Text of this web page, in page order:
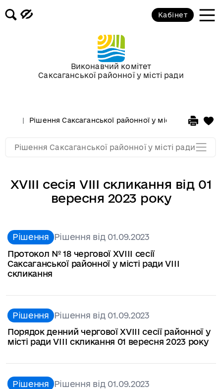
Виконавчий комітет
Саксаганської районної у місті ради
Кабінет
Рішення Саксаганської районної у місті ради
XVIIІ сесія VIII скликання від 01
вересня 2023 року
Рішення Рішення від 01.09.2023
Протокол № 18 чергової ХVІІІ сесії
Саксаганської районної у місті ради VІІІ
скликання
Рішення Рішення від 01.09.2023
Порядок денний чергової XVIII сесії районної у
місті ради VIII cкликання 01 вересня 2023 року
Рішення Рішення від 01.09.2023
Рішення Саксаганської районної у місті ради
Сесії у 2012 році